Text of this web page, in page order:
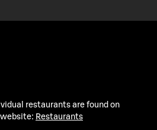
restaurants are found on
Restaurants